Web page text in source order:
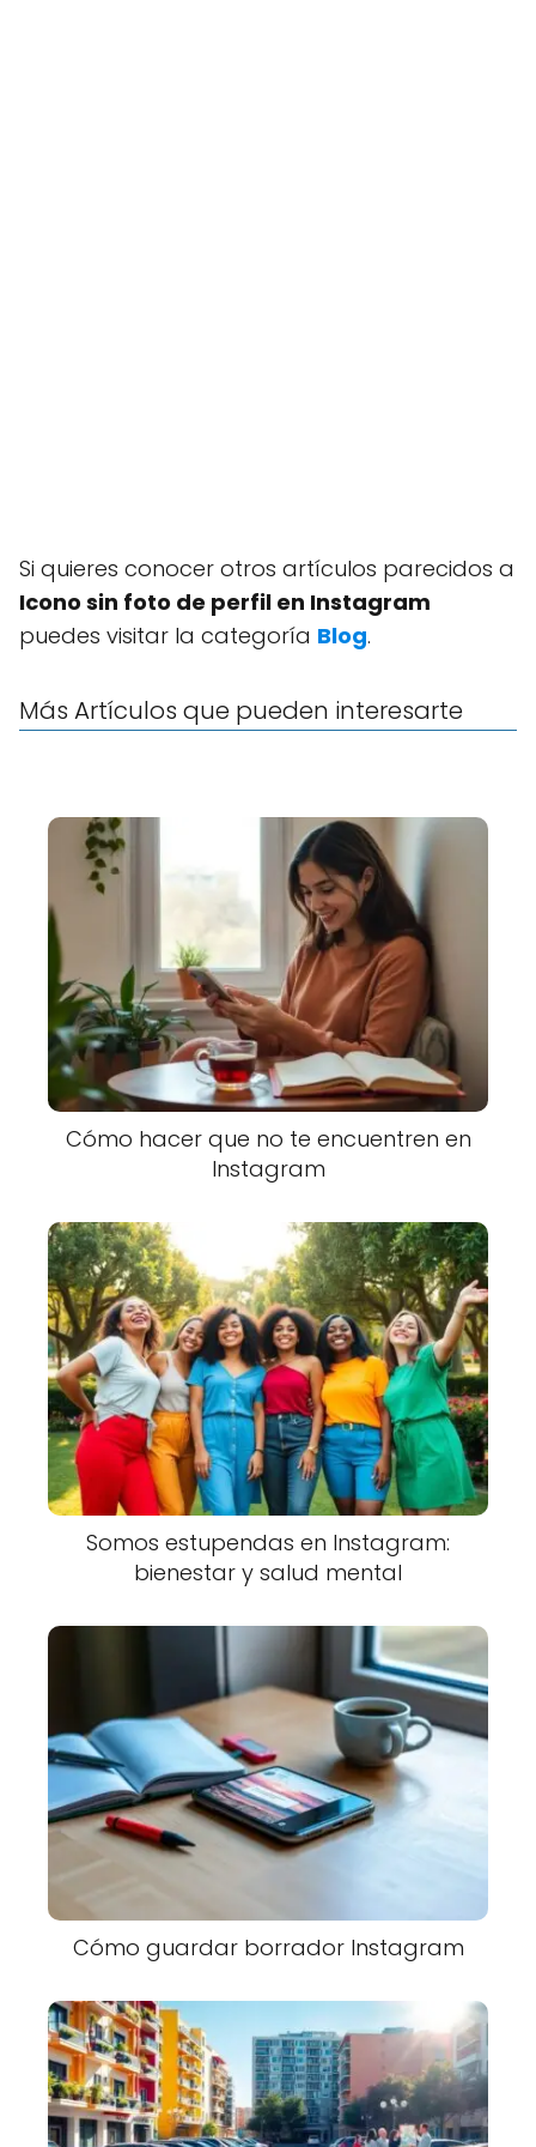
Si quieres conocer otros artículos parecidos a
Icono sin foto de perfil en Instagram
puedes visitar la categoría Blog.
Más Artículos que pueden interesarte
Cómo hacer que no te encuentren en
Instagram
Somos estupendas en Instagram:
bienestar y salud mental
Cómo guardar borrador Instagram